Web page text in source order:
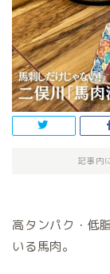
記事内
高タンパク・低
いる馬肉。